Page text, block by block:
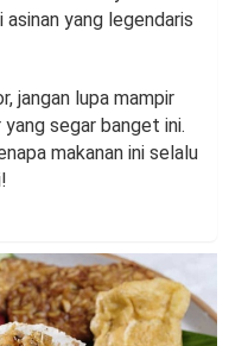
yang legendaris
jangan lupa mampir
segar banget ini.
makanan ini selalu